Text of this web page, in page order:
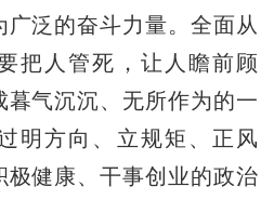
泛的奋斗力量。全面从
把人管死，让人瞻前顾
暮气沉沉、无所作为的一
明方向、立规矩、正风
健康、干事创业的政治